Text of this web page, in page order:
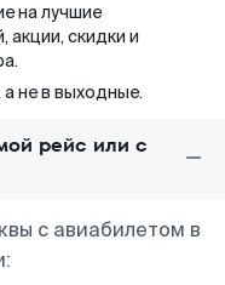
на лучшие
акции, скидки и
не в выходные.
рейс или с
с авиабилетом в